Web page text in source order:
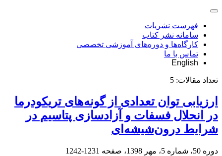
فهرست نشریات
سامانه نشر کتاب
کارگاه‌ها و دوره‌های آموزشی تخصصی
تماس با ما
English
تعداد مقالات: 5
ارزیابی توان تعدادی از گونه‌های تریکودرما
در انحلال فسفات و آزادسازی پتاسیم در
شرایط درون‌شیشه‌ای
دوره 50، شماره 5، مهر 1398، صفحه 1231-1242